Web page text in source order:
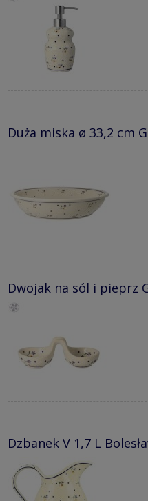
Duża miska ø 33,2 cm
Dwojak na sól i pieprz
Dzbanek V 1,7 L